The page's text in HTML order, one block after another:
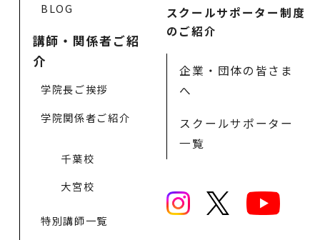
BLOG
講師・関係者ご紹
介
学院長ご挨拶
学院関係者ご紹介
千葉校
大宮校
特別講師一覧
スクールサポーター制度
のご紹介
企業・団体の皆さま
へ
スクールサポーター
一覧